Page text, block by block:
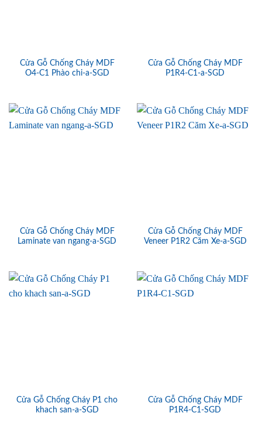
Cửa Gỗ Chống Cháy MDF
O4-C1 Phào chi-a-SGD
Cửa Gỗ Chống Cháy MDF
P1R4-C1-a-SGD
Cửa Gỗ Chống Cháy MDF
Laminate van ngang-a-SGD
Cửa Gỗ Chống Cháy MDF
Veneer P1R2 Căm Xe-a-SGD
Cửa Gỗ Chống Cháy P1 cho
khach san-a-SGD
Cửa Gỗ Chống Cháy MDF
P1R4-C1-SGD